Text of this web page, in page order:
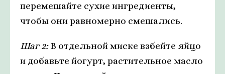
перемешайте сухие ингредиенты,
чтобы они равномерно смешались.
Шаг 2:В отдельной миске взбейте яйцо
и добавьте йогурт, растительное масло